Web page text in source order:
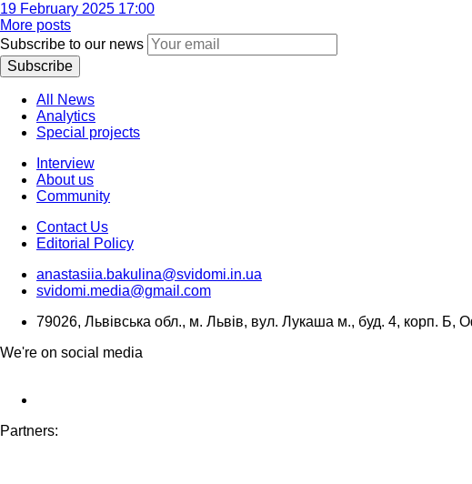
19 February 2025 17:00
More posts
Subscribe to our news
Subscribe
All News
Analytics
Special projects
Interview
About us
Community
Contact Us
Editorial Policy
anastasiia.bakulina@svidomi.in.ua
svidomi.media@gmail.com
79026, Львівська обл., м. Львів, вул. Лукаша м., буд. 4, корп. Б,
We're on social media
Partners: